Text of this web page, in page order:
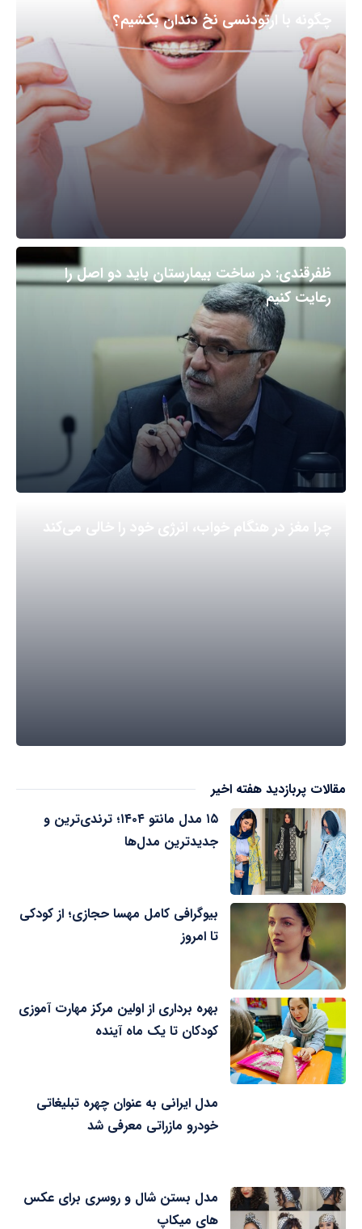
چگونه با ارتودنسی نخ دندان بکشیم؟
ظفرقندی: در ساخت بیمارستان باید دو اصل را
رعایت کنیم
چرا مغز در هنگام خواب، انرژی خود را خالی می‌کند
مقالات پربازدید هفته اخیر
۱۵ مدل مانتو ۱۴۰۴؛ ترندی‌ترین و
جدیدترین مدل‌ها
بیوگرافی کامل مهسا حجازی؛ از کودکی
تا امروز
بهره برداری از اولین مرکز مهارت آموزی
کودکان تا یک ماه آینده
مدل ایرانی به عنوان چهره تبلیغاتی
خودرو مازراتی معرفی شد
مدل بستن شال و روسری برای عکس
های میکاپ